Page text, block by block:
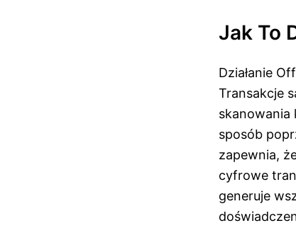
Jak To
Działanie
Transakcje
skanowania
sposób
zapewnia,
cyfrowe
generuje